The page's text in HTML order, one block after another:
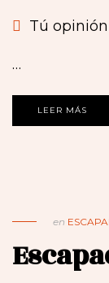
Tú
…
LEER MÁS
en